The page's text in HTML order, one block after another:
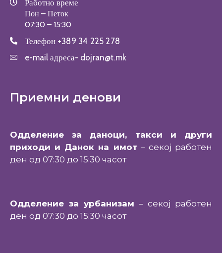
Работно време
Пон – Петок
07:30 – 15:30
Телефон +389 34 225 278
e-mail адреса- dojran@t.mk
Приемни денови
Одделение за даноци, такси и други
приходи и Данок на имот– секој работен
ден од 07:30 до 15:30 часот
Одделение за урбанизам – секој работен
ден од 07:30 до 15:30 часот